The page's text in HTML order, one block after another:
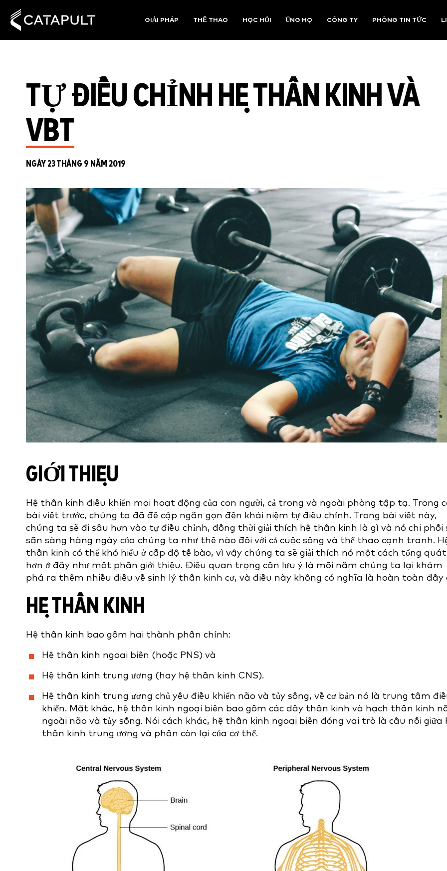
GIẢI PHÁP THỂ THAO HỌC HỎI ỦNG HỘ CÔNG TY PHÒNG TIN TỨC
TỰ ĐIỀU CHỈNH HỆ THẦN KINH VÀ
VBT
NGÀY 23 THÁNG 9 NĂM 2019
GIỚI THIỆU
Hệ thần kinh điều khiển mọi hoạt động của con người, cả trong và ngoài phòng tập tạ. Trong
bài viết trước, chúng ta đã đề cập ngắn gọn đến khái niệm tự điều chỉnh. Trong bài viết này,
chúng ta sẽ đi sâu hơn vào tự điều chỉnh, đồng thời giải thích hệ thần kinh là gì và nó chi phối
sẵn sàng hàng ngày của chúng ta như thế nào đối với cả cuộc sống và thể thao cạnh tranh.
thần kinh có thể khó hiểu ở cấp độ tế bào, vì vậy chúng ta sẽ giải thích nó một cách tổng quát
hơn ở đây như một phần giới thiệu. Điều quan trọng cần lưu ý là mỗi năm chúng ta lại khám
phá ra thêm nhiều điều về sinh lý thần kinh cơ, và điều này không có nghĩa là hoàn toàn đầy
HỆ THẦN KINH
Hệ thần kinh bao gồm hai thành phần chính:
Hệ thần kinh ngoại biên (hoặc PNS) và
Hệ thần kinh trung ương (hay hệ thần kinh CNS).
Hệ thần kinh trung ương chủ yếu điều khiển não và tủy sống, về cơ bản nó là trung tâm
khiển. Mặt khác, hệ thần kinh ngoại biên bao gồm các dây thần kinh và hạch thần kinh
ngoài não và tủy sống. Nói cách khác, hệ thần kinh ngoại biên đóng vai trò là cầu nối giữa
thần kinh trung ương và phần còn lại của cơ thể.